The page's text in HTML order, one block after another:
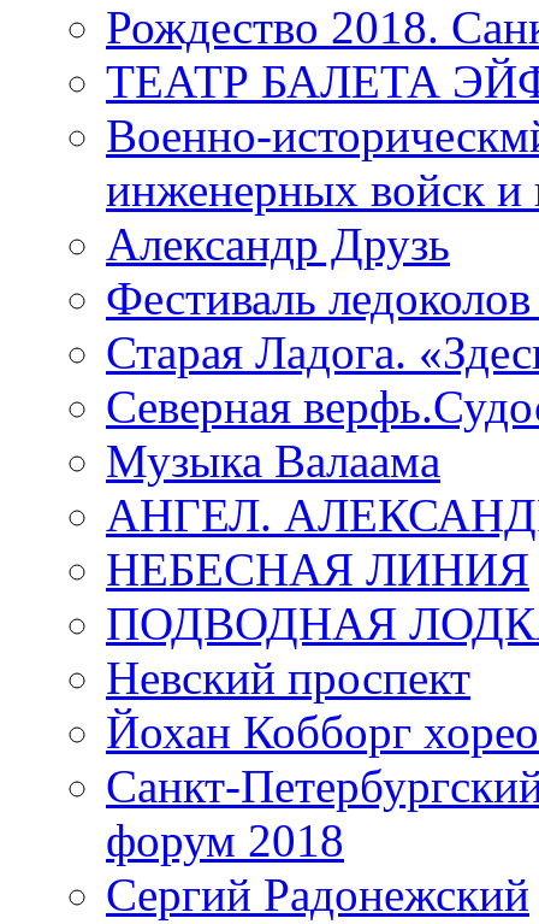
Рождество 2018.
ТЕАТР БАЛЕТА
Военно-
инженерных войск и
Александр Друзь
Фестиваль
Старая Ладога.
Северная
Музыка Валаама
АНГЕЛ.
НЕБЕСНАЯ ЛИНИЯ
ПОДВОДНАЯ
Невский проспект
Йохан Кобборг
Санкт-
форум 2018
Сергий Радонежский